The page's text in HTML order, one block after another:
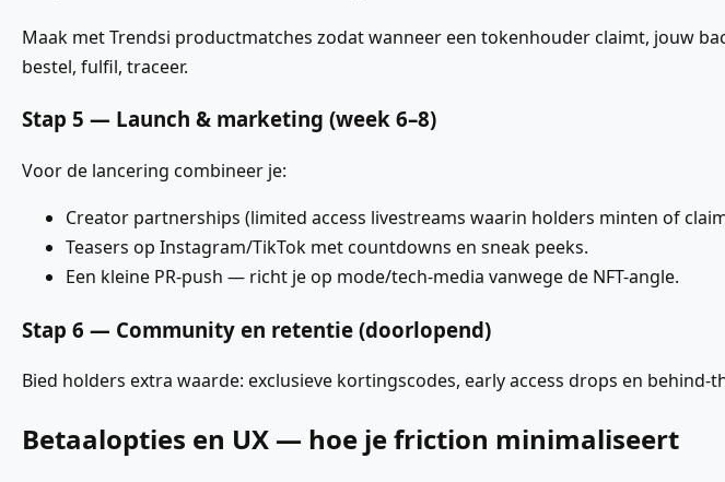
Maak met Trendsi productmatches zodat wanneer een tokenhouder claimt, jouw
bestel, fulfil, traceer.
Stap 5 — Launch & marketing (week 6–8)
Voor de lancering combineer je:
Creator partnerships (limited access livestreams waarin holders minten of
Teasers op Instagram/TikTok met countdowns en sneak peeks.
Een kleine PR-push — richt je op mode/tech-media vanwege de NFT-angle.
Stap 6 — Community en retentie (doorlopend)
Bied holders extra waarde: exclusieve kortingscodes, early access drops en
Betaalopties en UX — hoe je friction minimaliseert